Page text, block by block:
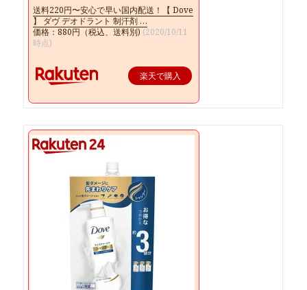
送料220円〜安心で早い国内配送！【 Dove
】 ダヴ デオドラント 制汗剤 …
価格：880円（税込、送料別) (2020/10/11
時点)
楽天で購入